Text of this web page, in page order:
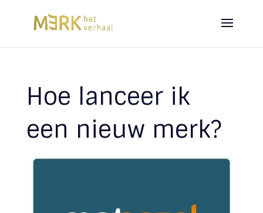
Hoe lanceer ik
een nieuw merk?